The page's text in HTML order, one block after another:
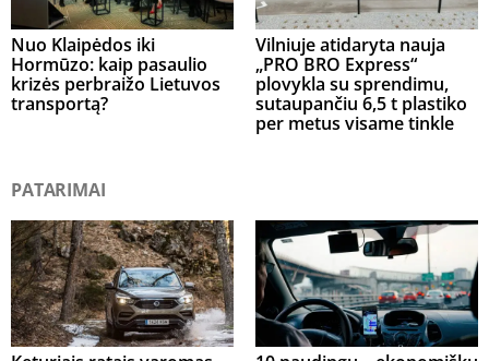
Nuo Klaipėdos iki
Hormūzo: kaip pasaulio
krizės perbraižo Lietuvos
transportą?
Vilniuje atidaryta nauja
„PRO BRO Express“
plovykla su sprendimu,
sutaupančiu 6,5 t plastiko
per metus visame tinkle
PATARIMAI